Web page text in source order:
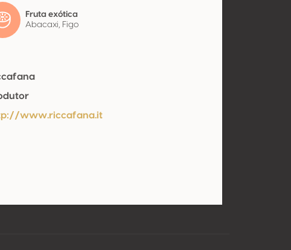
Fruta exótica
Abacaxi, Figo
www.riccafana.it